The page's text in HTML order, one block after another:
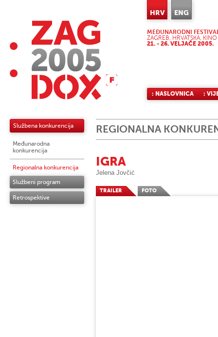
HRV ENG
MEĐUNARODNI
ZAGREB, HRVATSKA,
21. - 26. VELJAČE 2005.
: NASLOVNICA :
Službena konkurencija
Međunarodna
konkurencija
Regionalna konkurencija
Službeni program
Retrospektive
REGIONALNA
IGRA
Jelena Jovčić
TRAILER FOTO